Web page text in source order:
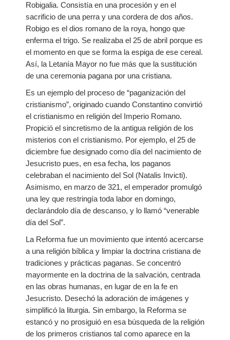
Robigalia. Consistía en una procesión y en el
sacrificio de una perra y una cordera de dos años.
Robigo es el dios romano de la roya, hongo que
enferma el trigo. Se realizaba el 25 de abril porque es
el momento en que se forma la espiga de ese cereal.
Así, la Letanía Mayor no fue más que la sustitución
de una ceremonia pagana por una cristiana.
Es un ejemplo del proceso de “paganización del
cristianismo”, originado cuando Constantino convirtió
el cristianismo en religión del Imperio Romano.
Propició el sincretismo de la antigua religión de los
misterios con el cristianismo. Por ejemplo, el 25 de
diciembre fue designado como día del nacimiento de
Jesucristo pues, en esa fecha, los paganos
celebraban el nacimiento del Sol (Natalis Invicti).
Asimismo, en marzo de 321, el emperador promulgó
una ley que restringía toda labor en domingo,
declarándolo día de descanso, y lo llamó “venerable
día del Sol”.
La Reforma fue un movimiento que intentó acercarse
a una religión bíblica y limpiar la doctrina cristiana de
tradiciones y prácticas paganas. Se concentró
mayormente en la doctrina de la salvación, centrada
en las obras humanas, en lugar de en la fe en
Jesucristo. Desechó la adoración de imágenes y
simplificó la liturgia. Sin embargo, la Reforma se
estancó y no prosiguió en esa búsqueda de la religión
de los primeros cristianos tal como aparece en la